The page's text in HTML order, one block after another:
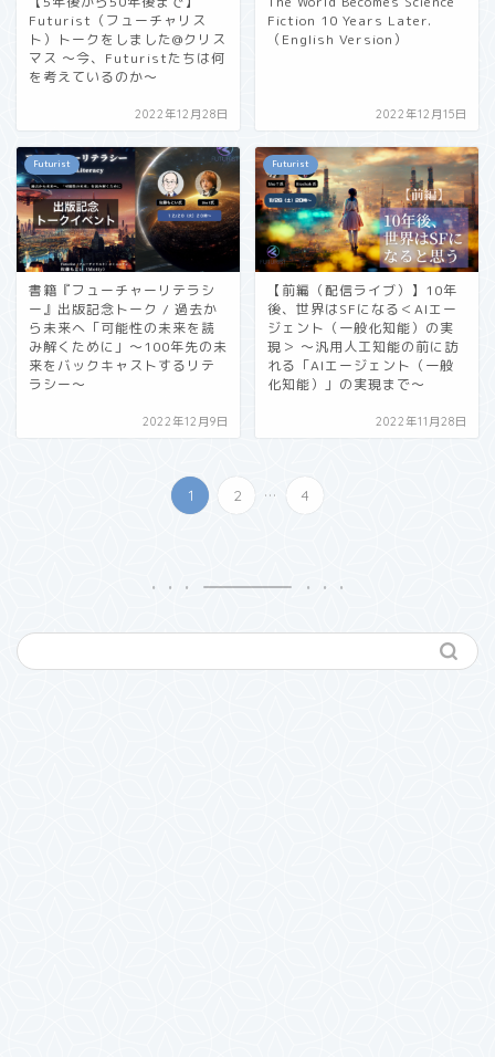
Futurist（フューチャリス
ト）トークをしました@クリス
マス 〜今、Futuristたちは何
を考えているのか〜
2022年12月28日
Fiction 10 Years Later.
（English Version）
2022年12月15日
Futurist
書籍『フューチャーリテラシ
ー』出版記念トーク / 過去か
ら未来へ「可能性の未来を読
み解くために」〜100年先の未
来をバックキャストするリテ
ラシー〜
2022年12月9日
Futurist
【前編（配信ライブ）】10年
後、世界はSFになる＜AIエー
ジェント（一般化知能）の実
現＞ 〜汎用人工知能の前に訪
れる「AIエージェント（一般
化知能）」の実現まで〜
2022年11月28日
1 2 ... 4